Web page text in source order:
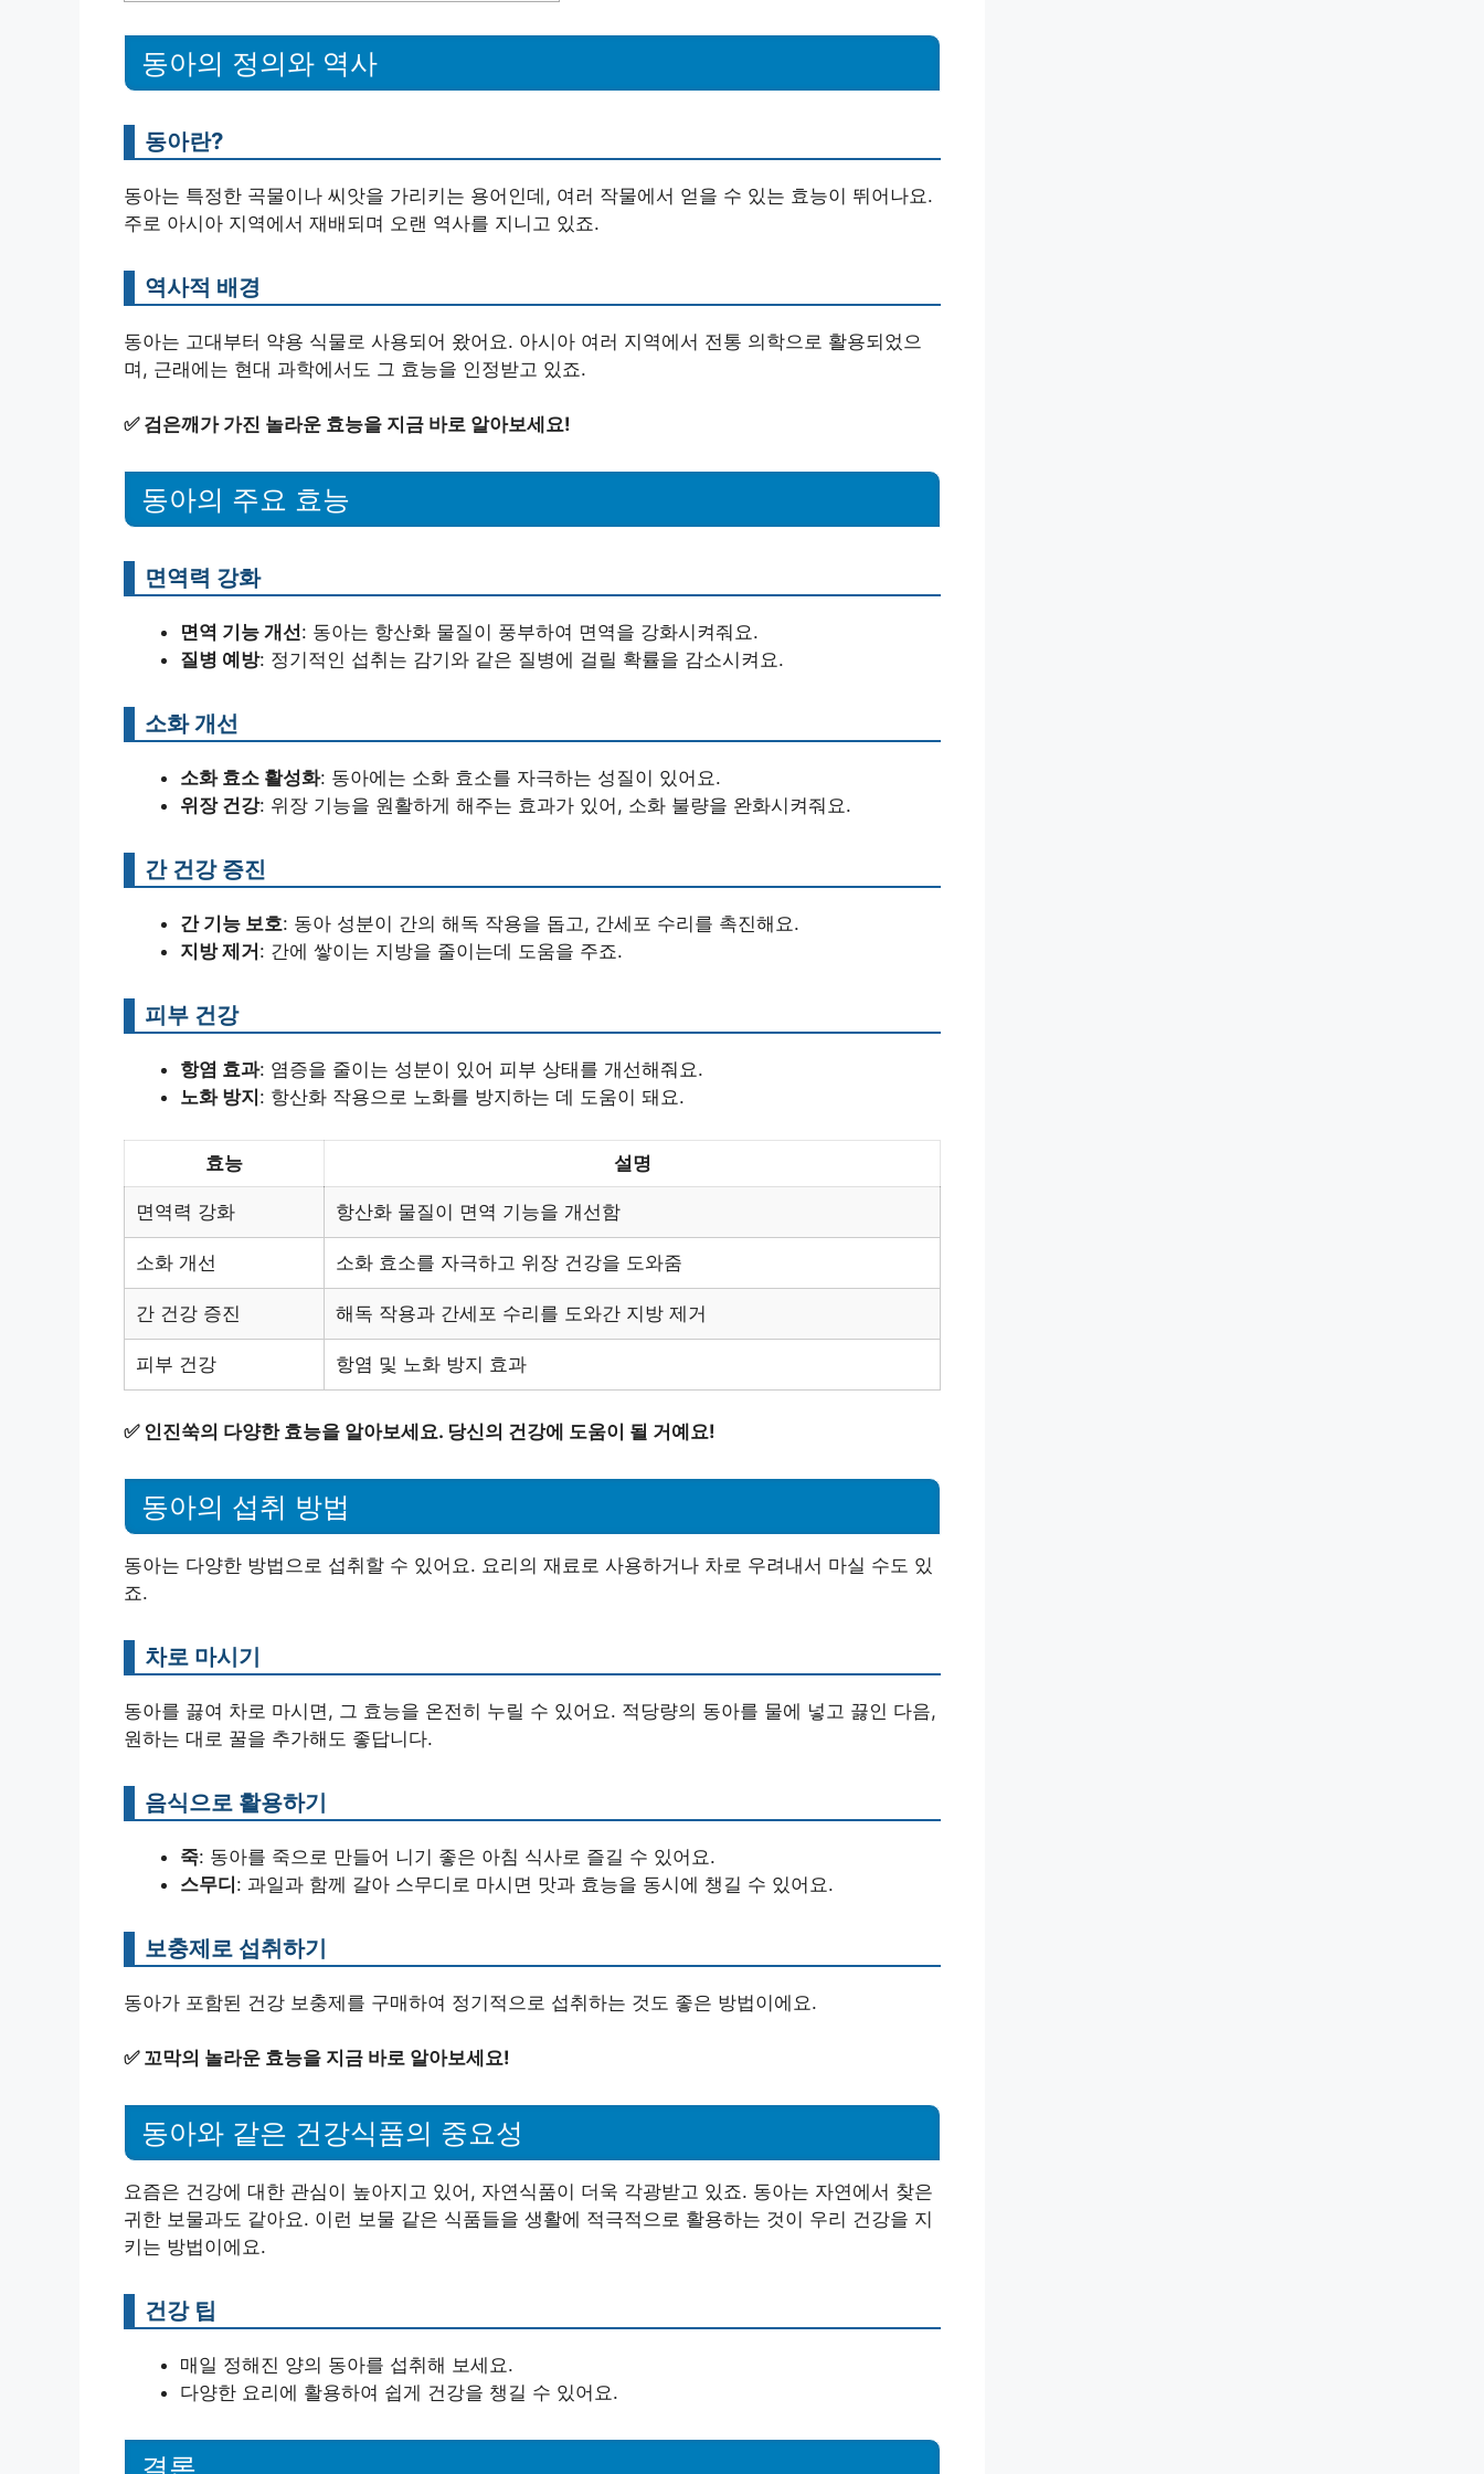
동아의 정의와 역사
동아란?
동아는 특정한 곡물이나 씨앗을 가리키는 용어인데, 여러 작물에서 얻을 수 있는 효능이 뛰어나요.
주로 아시아 지역에서 재배되며 오랜 역사를 지니고 있죠.
역사적 배경
동아는 고대부터 약용 식물로 사용되어 왔어요. 아시아 여러 지역에서 전통 의학으로 활용되었으
며, 근래에는 현대 과학에서도 그 효능을 인정받고 있죠.
✅ 검은깨가 가진 놀라운 효능을 지금 바로 알아보세요!
동아의 주요 효능
면역력 강화
면역 기능 개선: 동아는 항산화 물질이 풍부하여 면역을 강화시켜줘요.
질병 예방: 정기적인 섭취는 감기와 같은 질병에 걸릴 확률을 감소시켜요.
소화 개선
소화 효소 활성화: 동아에는 소화 효소를 자극하는 성질이 있어요.
위장 건강: 위장 기능을 원활하게 해주는 효과가 있어, 소화 불량을 완화시켜줘요.
간 건강 증진
간 기능 보호: 동아 성분이 간의 해독 작용을 돕고, 간세포 수리를 촉진해요.
지방 제거 : 간에 쌓이는 지방을 줄이는데 도움을 주죠.
피부 건강
항염 효과: 염증을 줄이는 성분이 있어 피부 상태를 개선해줘요.
노화 방지 : 항산화 작용으로 노화를 방지하는 데 도움이 돼요.
효능 설명
면역력 강화 항산화 물질이 면역 기능을 개선함
소화 개선 소화 효소를 자극하고 위장 건강을 도와줌
간 건강 증진 해독 작용과 간세포 수리를 도와간 지방 제거
피부 건강 항염 및 노화 방지 효과
✅ 인진쑥의 다양한 효능을 알아보세요. 당신의 건강에 도움이 될 거예요!
동아의 섭취 방법
동아는 다양한 방법으로 섭취할 수 있어요. 요리의 재료로 사용하거나 차로 우려내서 마실 수도 있
죠.
차로 마시기
동아를 끓여 차로 마시면, 그 효능을 온전히 누릴 수 있어요. 적당량의 동아를 물에 넣고 끓인 다음,
원하는 대로 꿀을 추가해도 좋답니다.
음식으로 활용하기
죽: 동아를 죽으로 만들어 니기 좋은 아침 식사로 즐길 수 있어요.
스무디: 과일과 함께 갈아 스무디로 마시면 맛과 효능을 동시에 챙길 수 있어요.
보충제로 섭취하기
동아가 포함된 건강 보충제를 구매하여 정기적으로 섭취하는 것도 좋은 방법이에요.
✅ 꼬막의 놀라운 효능을 지금 바로 알아보세요!
동아와 같은 건강식품의 중요성
요즘은 건강에 대한 관심이 높아지고 있어, 자연식품이 더욱 각광받고 있죠. 동아는 자연에서 찾은
귀한 보물과도 같아요. 이런 보물 같은 식품들을 생활에 적극적으로 활용하는 것이 우리 건강을 지
키는 방법이에요.
건강 팁
매일 정해진 양의 동아를 섭취해 보세요.
다양한 요리에 활용하여 쉽게 건강을 챙길 수 있어요.
결론